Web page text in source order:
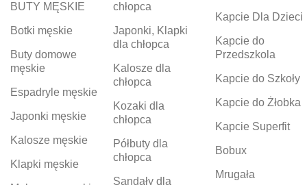
BUTY MĘSKIE
Botki męskie
Buty domowe
męskie
Espadryle męskie
Japonki męskie
Kalosze męskie
Klapki męskie
chłopca
Japonki, Klapki
dla chłopca
Kalosze dla
chłopca
Kozaki dla
chłopca
Półbuty dla
chłopca
Sandały dla
Kapcie Dla Dzieci
Kapcie do
Przedszkola
Kapcie do Szkoły
Kapcie do Żłobka
Kapcie Superfit
Bobux
Mrugała